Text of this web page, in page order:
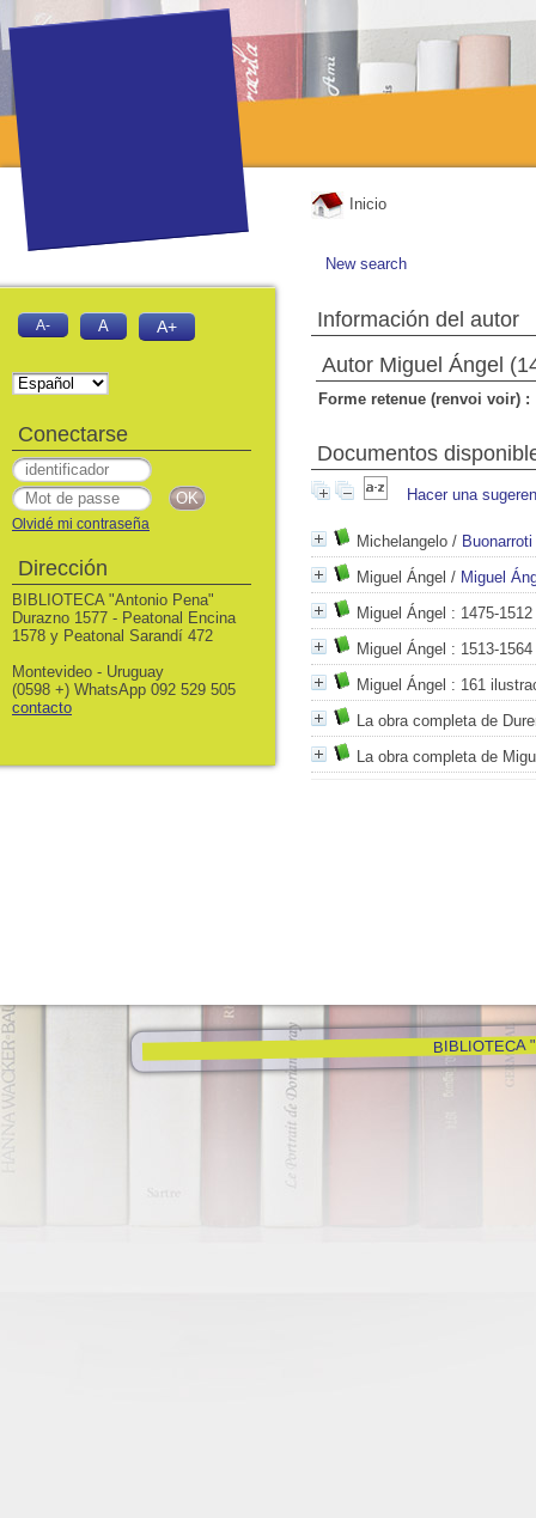
Inicio
New search
Información del autor
Autor Miguel Ángel
Forme retenue (renvoi voir) :
Documentos
Hacer una
Michelangelo /
Miguel Ángel / Miguel
Miguel Ángel : 1475-1512
Miguel Ángel : 1513-1564
Miguel Ángel : 161
La obra completa de
La obra completa de
BIBLIOTECA
A- A A+
Conectarse
Olvidé mi contraseña
Dirección
BIBLIOTECA "Antonio Pena"
Durazno 1577 - Peatonal Encina
1578 y Peatonal Sarandí 472
Montevideo - Uruguay
(0598 +) WhatsApp 092 529 505
contacto